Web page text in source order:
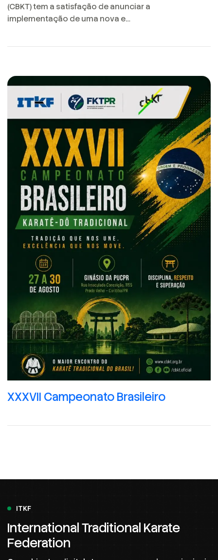
(CBKT) tem a satisfação de anunciar a
implementação de uma nova e…
XXXVII Campeonato Brasileiro
ITKF
International Traditional Karate
Federation